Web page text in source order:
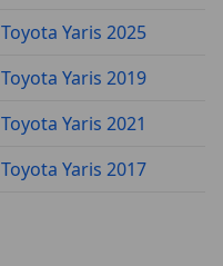
Toyota Yaris 2025
Toyota Yaris 2019
Toyota Yaris 2021
Toyota Yaris 2017